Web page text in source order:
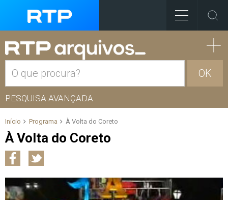
OK
PESQUISA AVANÇADA
Início Programa À Volta do Coreto
À Volta do Coreto